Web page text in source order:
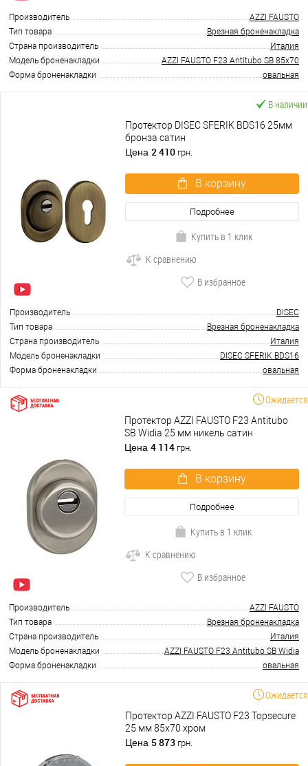
Производитель
AZZI FAUSTO
Тип товара
Врезная броненакладка
Страна производитель
Италия
Модель броненакладки
AZZI FAUSTO F23 Antitubo SB 85x70
Форма броненакладки
овальная
В наличии
Протектор DISEC SFERIK BDS16 25мм
бронза сатин
Цена 2 410 грн.
В корзину
Подробнее
Купить в 1 клик
К сравнению
В избранное
Производитель
DISEC
Тип товара
Врезная броненакладка
Страна производитель
Италия
Модель броненакладки
DISEC SFERIK BDS16
Форма броненакладки
овальная
Ожидается
Протектор AZZI FAUSTO F23 Antitubo
SB Widia 25 мм никель сатин
Цена 4 114 грн.
В корзину
Подробнее
Купить в 1 клик
К сравнению
В избранное
Производитель
AZZI FAUSTO
Тип товара
Врезная броненакладка
Страна производитель
Италия
Модель броненакладки
AZZI FAUSTO F23 Antitubo SB Widia
Форма броненакладки
овальная
Ожидается
Протектор AZZI FAUSTO F23 Topsecure
25 мм 85х70 хром
Цена 5 873 грн.